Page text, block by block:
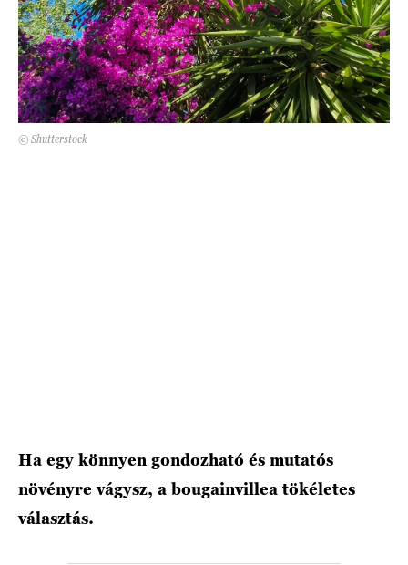
© Shutterstock
Ha egy könnyen gondozható és mutatós
növényre vágysz, a bougainvillea tökéletes
választás.